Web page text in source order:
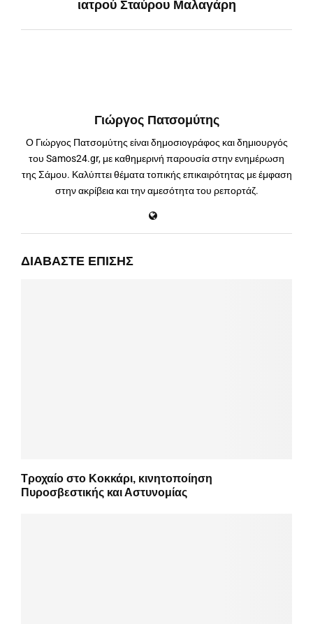
ιατρού Σταύρου Μαλαγάρη
Γιώργος Πατσομύτης
Ο Γιώργος Πατσομύτης είναι δημοσιογράφος και δημιουργός
του Samos24.gr, με καθημερινή παρουσία στην ενημέρωση
της Σάμου. Καλύπτει θέματα τοπικής επικαιρότητας με έμφαση
στην ακρίβεια και την αμεσότητα του ρεπορτάζ.
ΔΙΑΒΆΣΤΕ ΕΠΊΣΗΣ
Τροχαίο στο Κοκκάρι, κινητοποίηση
Πυροσβεστικής και Αστυνομίας